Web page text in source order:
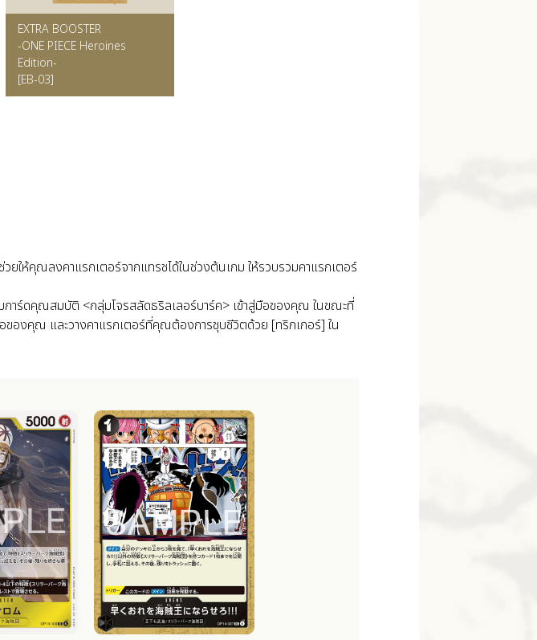
EXTRA BOOSTER
-ONE PIECE Heroines
Edition-
[EB-03]
ให้คุณลงคาแรกเตอร์จากแทรชได้ในช่วงต้นเกม ให้รวบรวมคาแรกเตอร์
ร์ดคุณสมบัติ <กลุ่มโจรสลัดธริลเลอร์บาร์ค> เข้าสู่มือของคุณ ในขณะที่
องคุณ และวางคาแรกเตอร์ที่คุณต้องการชุบชีวิตด้วย [ทริกเกอร์] ใน